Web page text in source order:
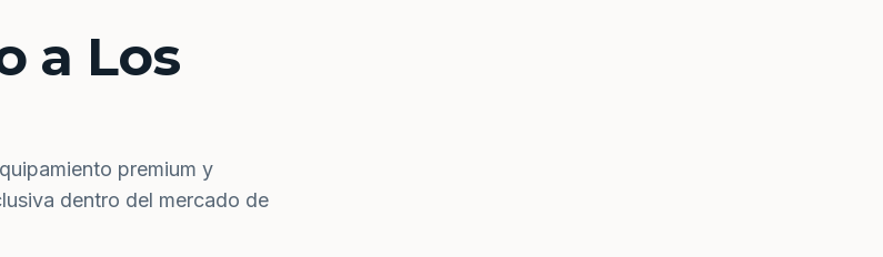
a Los
premium y
dentro del mercado de